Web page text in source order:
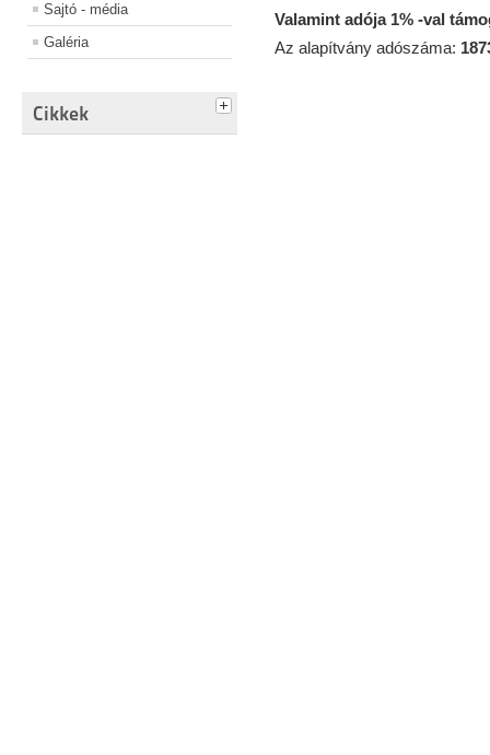
Sajtó - média
Galéria
Cikkek
Valamint adója 1% -val
Az alapítvány adószáma: